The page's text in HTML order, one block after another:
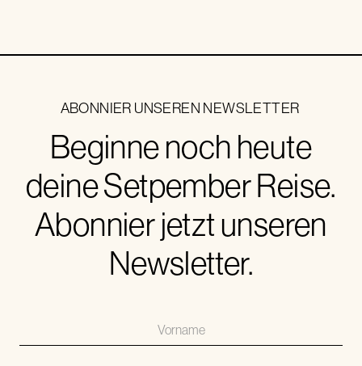
ABONNIER UNSEREN NEWSLETTER
Beginne noch heute
deine Setpember Reise.
Abonnier jetzt unseren
Newsletter.